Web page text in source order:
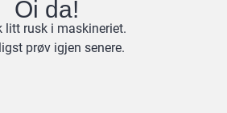
Oi da!
litt rusk i maskineriet.
prøv igjen senere.